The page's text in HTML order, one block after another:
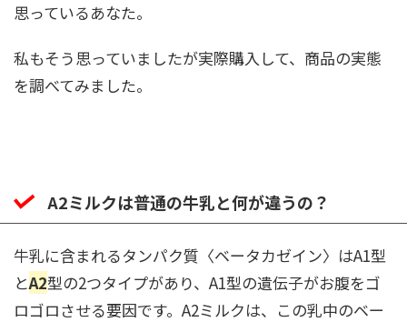
思っているあなた。
私もそう思っていましたが実際購入して、商品の実態
を調べてみました。
A2ミルクは普通の牛乳と何が違うの？
牛乳に含まれるタンパク質〈ベータカゼイン〉はA1型
とA2型の2つタイプがあり、A1型の遺伝子がお腹をゴ
ロゴロさせる要因です。A2ミルクは、この乳中のベー